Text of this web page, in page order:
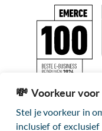
Alle
Voorkeur
Stel je voorkeur in
inclusief of